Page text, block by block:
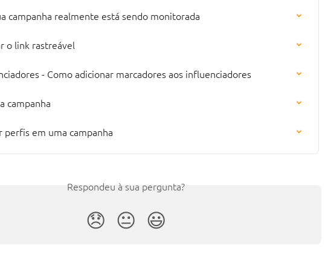
campanha realmente está sendo monitorada
o link rastreável
- Como adicionar marcadores aos influenciadores
campanha
perfis em uma campanha
Respondeu à sua pergunta?
😞 😐 😃